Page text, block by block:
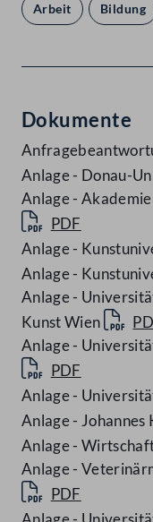
Arbeit Bildung
Dokumente
Anlage - Donau-
Anlage -
PDF
Anlage -
Anlage -
Anlage -
Kunst Wien
Anlage -
PDF
Anlage -
Anlage -
Anlage -
Anlage -
PDF